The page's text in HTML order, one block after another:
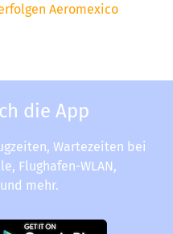
Aeromexico
die App
Wartezeiten bei
Flughafen-WLAN,
mehr.